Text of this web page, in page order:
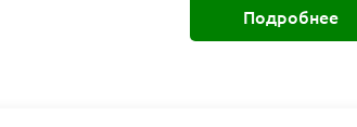
Подробнее